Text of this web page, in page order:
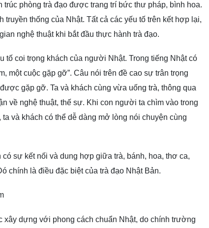
trúc phòng trà đạo được trang trí bức thư pháp, bình hoa.
thống của Nhật. Tất cả các yếu tố trên kết hợp lại,
nghệ thuật khi bắt đầu thực hành trà đạo.
tố coi trọng khách của người Nhật. Trong tiếng Nhật có
một cuộc gặp gỡ”. Câu nói trên đề cao sự trân trọng
gặp gỡ. Ta và khách cùng vừa uống trà, thông qua
về nghệ thuật, thế sự. Khi con người ta chìm vào trong
và khách có thể dễ dàng mở lòng nói chuyện cùng
sự kết nối và dung hợp giữa trà, bánh, hoa, thơ ca,
chính là điều đặc biệt của trà đạo Nhật Bản.
xây dựng với phong cách chuẩn Nhật, do chính trường